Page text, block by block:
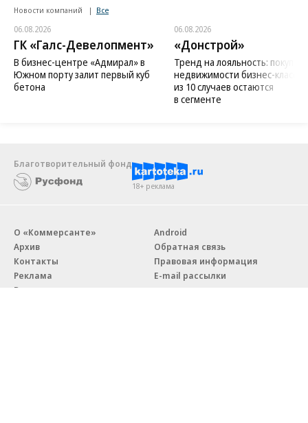
Новости компаний Все
06.08.2026
ГК «Галс-Девелопмент»
В бизнес-центре «Адмирал» в
Южном порту залит первый куб
бетона
06.08.2026
«Донстрой»
Тренд на лояльность:
недвижимости бизнес-класса
из 10 случаев остаются
в сегменте
Благотворительный фонд
18+ реклама
О «Коммерсанте»
Архив
Контакты
Реклама
Вакансии
Android
Обратная связь
Правовая информация
E-mail рассылки